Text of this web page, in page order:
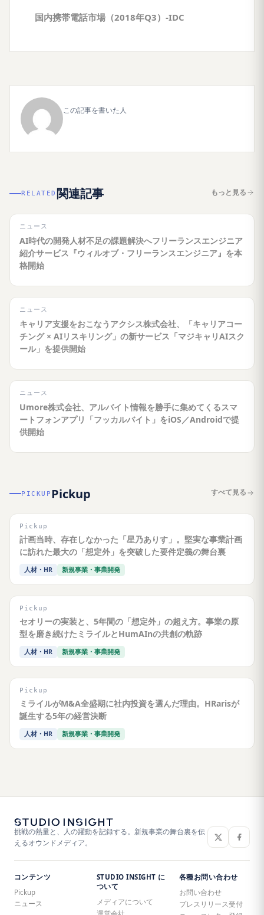
国内携帯電話市場（2018年Q3）-IDC
この記事を書いた人
RELATED 関連記事 もっと見る
ニュース
AI時代の開発人材不足の課題解決へフリーランスエンジニア
紹介サービス『ウィルオブ・フリーランスエンジニア』を本
格開始
ニュース
キャリア支援をおこなうアクシス株式会社、「キャリアコー
チング × AIリスキリング」の新サービス「マジキャリAIスク
ール」を提供開始
ニュース
Umore株式会社、アルバイト情報を勝手に集めてくるスマ
ートフォンアプリ「フッカルバイト」をiOS／Androidで提
供開始
PICKUP Pickup すべて見る
Pickup
計画当時、存在しなかった「星乃ありす」。堅実な事業計画
に訪れた最大の「想定外」を突破した要件定義の舞台裏
人材・HR 新規事業・事業開発
Pickup
セオリーの実装と、5年間の「想定外」の超え方。事業の原
型を磨き続けたミライルとHumAInの共創の軌跡
人材・HR 新規事業・事業開発
Pickup
ミライルがM&A全盛期に社内投資を選んだ理由。HRarisが
誕生する5年の経営決断
人材・HR 新規事業・事業開発
挑戦の熱量と、人の躍動を記録する。新規事業の舞台裏を伝
えるオウンドメディア。
コンテンツ
Pickup
ニュース
STUDIO INSIGHT に
ついて
メディアについて
各種お問い合わせ
お問い合わせ
プレスリリース受付